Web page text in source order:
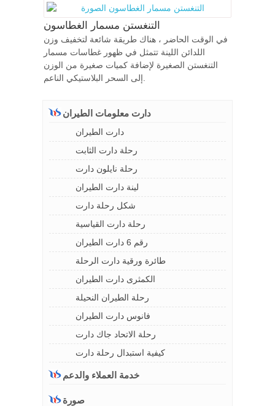
التنغستن مسمار الغطاسون
في الوقت الحاضر ، هناك طريقة شائعة لتخفيف وزن
اللدائن اللينة تتمثل في ظهور غطاسات مسمار
التنغستن الصغيرة لإضافة كميات صغيرة من الوزن
إلى السحر البلاستيكي الناعم.
دارت معلومات الطيران
دارت الطيران
رحلة دارت الثابت
رحلة نايلون دارت
لينة دارت الطيران
شكل رحلة دارت
رحلة دارت القياسية
رقم 6 دارت الطيران
طائرة ورقية دارت الرحلة
الكمثرى دارت الطيران
رحلة الطيران النحيلة
فانوس دارت الطيران
رحلة الاتحاد جاك دارت
كيفية استبدال رحلة دارت
خدمة العملاء والدعم
صورة